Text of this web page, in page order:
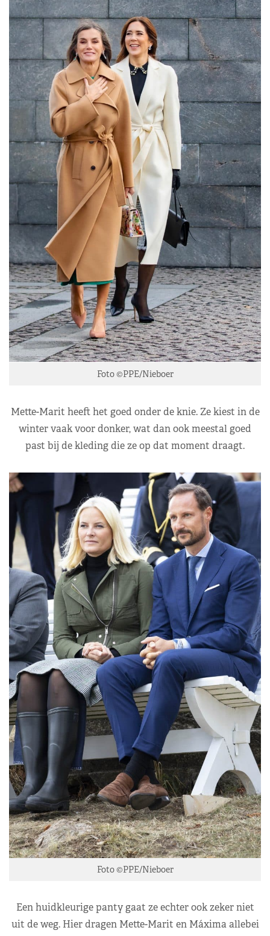
Foto ©PPE/Nieboer
Mette-Marit heeft het goed onder de knie. Ze kiest in de
winter vaak voor donker, wat dan ook meestal goed
past bij de kleding die ze op dat moment draagt.
Foto ©PPE/Nieboer
Een huidkleurige panty gaat ze echter ook zeker niet
uit de weg. Hier dragen Mette-Marit en Máxima allebei